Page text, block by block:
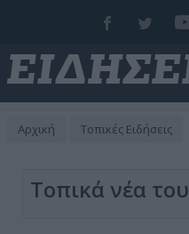
Αρχική Τοπικές Ειδήσεις
Τοπικά νέα